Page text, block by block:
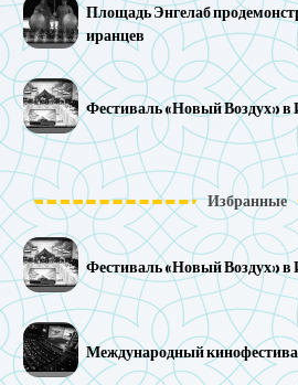
Площадь Энгелаб
иранцев
Фестиваль «Новый Воздух» в
Избранные
Фестиваль «Новый Воздух» в
Международный